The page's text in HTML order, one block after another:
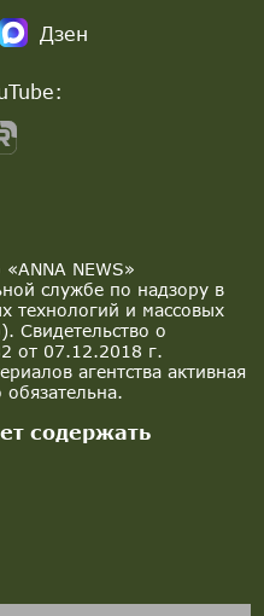
NEWS»
службе по надзору в
технологий и массовых
Свидетельство о
от 07.12.2018 г.
агентства активная
содержать
Дзен